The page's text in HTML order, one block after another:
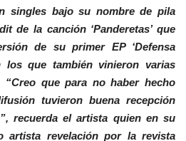
singles bajo su nombre de pila
de la canción ‘Panderetas’ que
de su primer EP ‘Defensa
los que también vinieron varias
“Creo que para no haber hecho
tuvieron buena recepción
recuerda el artista quien en su
artista revelación por la revista